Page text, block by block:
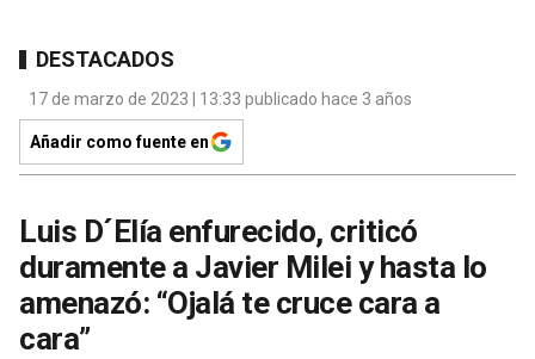
DESTACADOS
17 de marzo de 2023 | 13:33 publicado hace 3 años
Añadir como fuente en
Luis D´Elía enfurecido, criticó
duramente a Javier Milei y hasta lo
amenazó: “Ojalá te cruce cara a
cara”